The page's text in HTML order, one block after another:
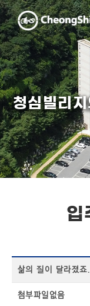
청심빌리
입
삶의 질이 달라졌죠.
첨부파일없음